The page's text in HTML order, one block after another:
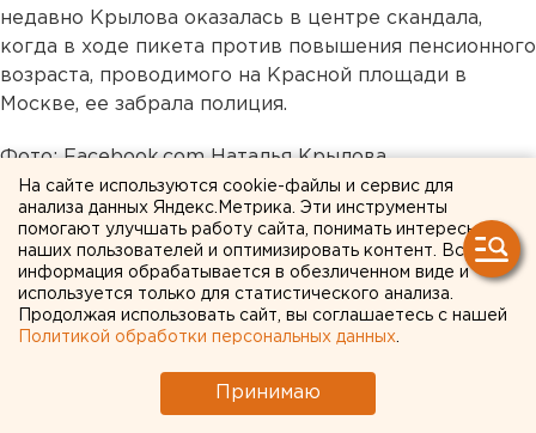
недавно Крылова оказалась в центре скандала,
когда в ходе пикета против повышения пенсионного
возраста, проводимого на Красной площади в
Москве, ее забрала полиция.
Фото: Facebook.com Наталья Крылова
На сайте используются cookie-файлы и сервис для
анализа данных Яндекс.Метрика. Эти инструменты
помогают улучшать работу сайта, понимать интересы
наших пользователей и оптимизировать контент. Вся
информация обрабатывается в обезличенном виде и
используется только для статистического анализа.
Продолжая использовать сайт, вы соглашаетесь с нашей
Политикой обработки персональных данных
Принимаю